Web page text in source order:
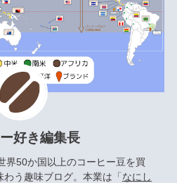
好き編集長
界50か国以上のコーヒー豆を買
う趣味ブログ。本業は「 なにし